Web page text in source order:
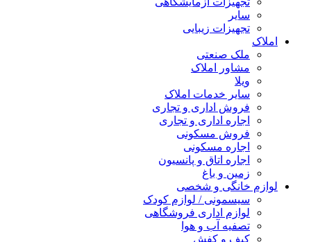
سایر
تجهیزات زیبایی
املاک
ملک صنعتی
مشاور املاک
ویلا
سایر خدمات املاک
فروش اداری و تجاری
اجاره اداری و تجاری
فروش مسکونی
اجاره مسکونی
اجاره اتاق و پانسیون
زمین و باغ
لوازم خانگی و شخصی
سیسمونی / لوازم کودک
لوازم اداری فروشگاهی
تصفیه آب و هوا
کیف و کفش